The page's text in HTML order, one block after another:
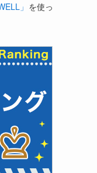
」 を使っ